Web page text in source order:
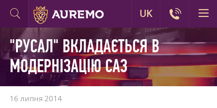
"РУСАЛ" ВКЛАДАЄТЬСЯ В
МОДЕРНІЗАЦІЮ САЗ
16 липня 2014
UK